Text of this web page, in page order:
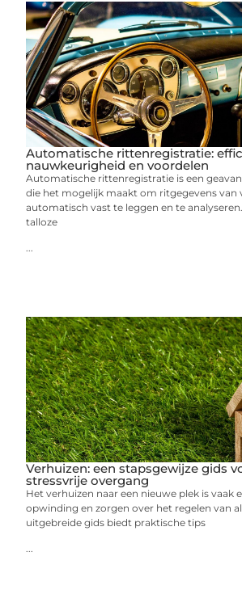
Automatische rittenregistratie:
nauwkeurigheid en voordelen
Automatische rittenregistratie is een
die het mogelijk maakt om ritgegevens van
automatisch vast te leggen en te
talloze
Verhuizen: een stapsgewijze gids
stressvrije overgang
Het verhuizen naar een nieuwe plek is vaak
opwinding en zorgen over het regelen van
uitgebreide gids biedt praktische tips